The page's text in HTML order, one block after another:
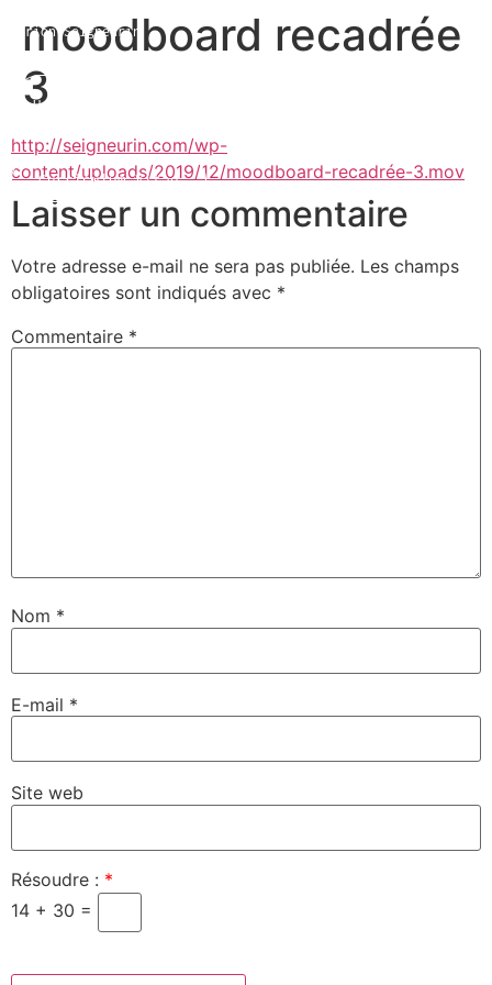
Marion Seigneurin​
Home
Curriculum Vitae
moodboard recadrée
3
http://seigneurin.com/wp-
content/uploads/2019/12/moodboard-recadrée-3.mov
Laisser un commentaire
Votre adresse e-mail ne sera pas publiée. Les champs
obligatoires sont indiqués avec *
Commentaire *
Nom *
E-mail *
Site web
Résoudre : *
14 + 30 =